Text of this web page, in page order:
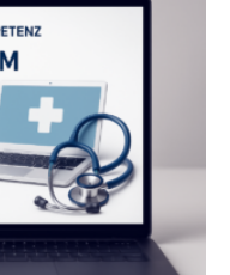
Sie entwickelten
über die
an das Sprachmodell
Intelligenz
Körpers
bewussten